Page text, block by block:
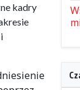
kadry